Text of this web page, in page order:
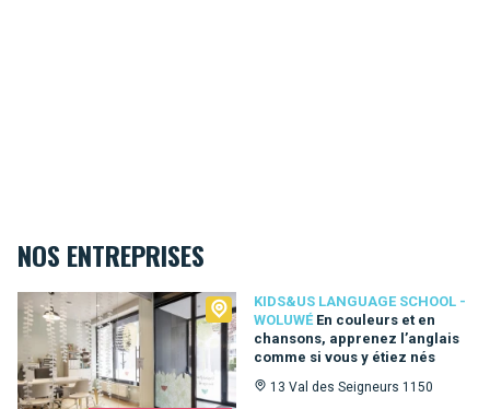
NOS ENTREPRISES
KIDS&US LANGUAGE SCHOOL -
WOLUWÉ En couleurs et en
chansons, apprenez l’anglais
comme si vous y étiez nés
13 Val des Seigneurs 1150
Kids&Us language school - Woluwé